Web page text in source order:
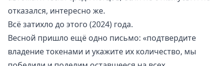
отказался, интересно же.
Всё затихло до этого (2024) года.
Весной пришло ещё одно письмо: «подтвердите
владение токенами и укажите их количество, мы